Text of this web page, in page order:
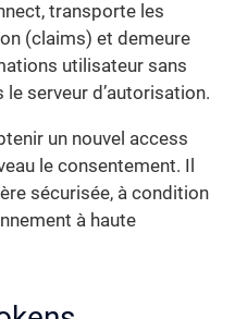
transporte les
(claims) et demeure
utilisateur sans
serveur d’autorisation.
un nouvel access
le consentement. Il
sécurisée, à condition
à haute